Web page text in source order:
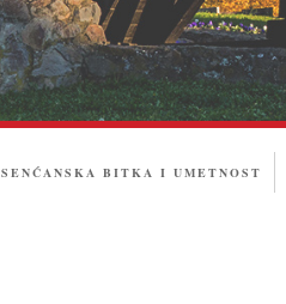
SENĆANSKA BITKA I UMETNOST